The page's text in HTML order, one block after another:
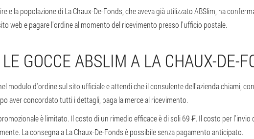
e la popolazione di La Chaux-De-Fonds, che aveva già utilizzato ABSlim, ha
web e pagare l'ordine al momento del ricevimento presso l'ufficio postale.
GOCCE ABSLIM A LA CHAUX-DE-
modulo d'ordine sul sito ufficiale e attendi che il consulente dell'azienda chiami,
aver concordato tutti i dettagli, paga la merce al ricevimento.
è limitato. Il costo di un rimedio efficace è di soli 69 ₣. Il costo per l'invio
La consegna a La Chaux-De-Fonds è possibile senza pagamento anticipato.